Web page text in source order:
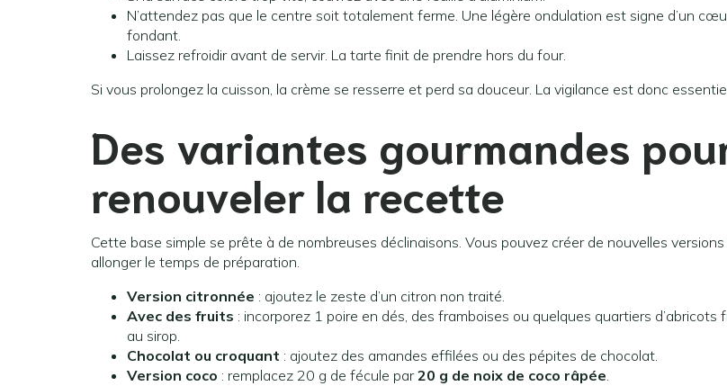
N’attendez pas que le centre soit totalement ferme. Une légère ondulation est signe d’un
fondant.
Laissez refroidir avant de servir. La tarte finit de prendre hors du four.
Si vous prolongez la cuisson, la crème se resserre et perd sa douceur. La vigilance est donc
Des variantes gourmandes
renouveler la recette
Cette base simple se prête à de nombreuses déclinaisons. Vous pouvez créer de nouvelles
allonger le temps de préparation.
Version citronnée : ajoutez le zeste d’un citron non traité.
Avec des fruits : incorporez 1 poire en dés, des framboises ou quelques quartiers d’abricots
au sirop.
Chocolat ou croquant : ajoutez des amandes effilées ou des pépites de chocolat.
Version coco : remplacez 20 g de fécule par20 g de noix de coco râpée.